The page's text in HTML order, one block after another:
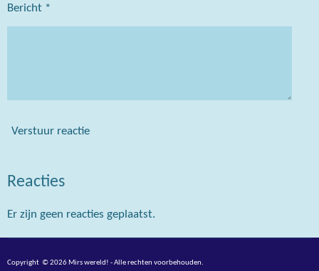
Bericht *
Verstuur reactie
Reacties
Er zijn geen reacties geplaatst.
Copyright © 2026 Mirs wereld! - Alle rechten voorbehouden.